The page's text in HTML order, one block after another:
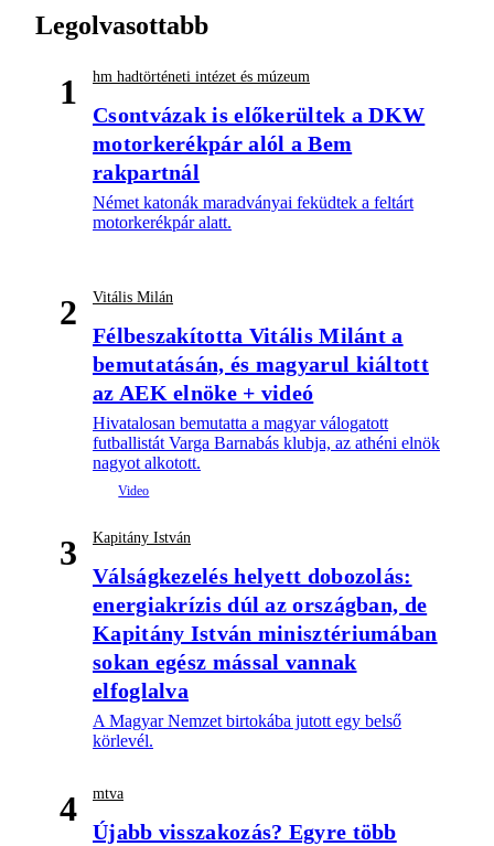
Legolvasottabb
1 hm hadtörténeti intézet és múzeum
Csontvázak is előkerültek a DKW
motorkerékpár alól a Bem
rakpartnál
Német katonák maradványai feküdtek a feltárt
motorkerékpár alatt.
2 Vitális Milán
Félbeszakította Vitális Milánt a
bemutatásán, és magyarul kiáltott
az AEK elnöke + videó
Hivatalosan bemutatta a magyar válogatott
futballistát Varga Barnabás klubja, az athéni elnök
nagyot alkotott.
3 Kapitány István
Válságkezelés helyett dobozolás:
energiakrízis dúl az országban, de
Kapitány István minisztériumában
sokan egész mással vannak
elfoglalva
A Magyar Nemzet birtokába jutott egy belső
körlevél.
4 mtva
Újabb visszakozás? Egyre több